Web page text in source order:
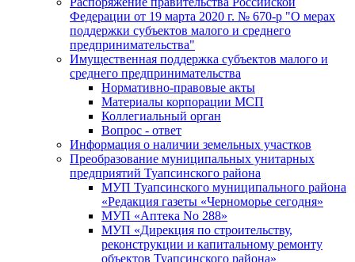
Федерации от 19 марта 2020 г. № 670-р "О мерах
поддержки субъектов малого и среднего
предпринимательства"
Имущественная поддержка субъектов малого и
среднего предпринимательства
Нормативно-правовые акты
Материалы корпорации МСП
Коллегиальный орган
Вопрос - ответ
Информация о наличии земельных участков
Преобразование муниципальных унитарных
предприятий Туапсинского района
МУП Туапсинского муниципального района
«Редакция газеты «Черноморье сегодня»
МУП «Аптека No 288»
МУП «Дирекция по строительству,
реконструкции и капитальному ремонту
объектов Туапсинского района»